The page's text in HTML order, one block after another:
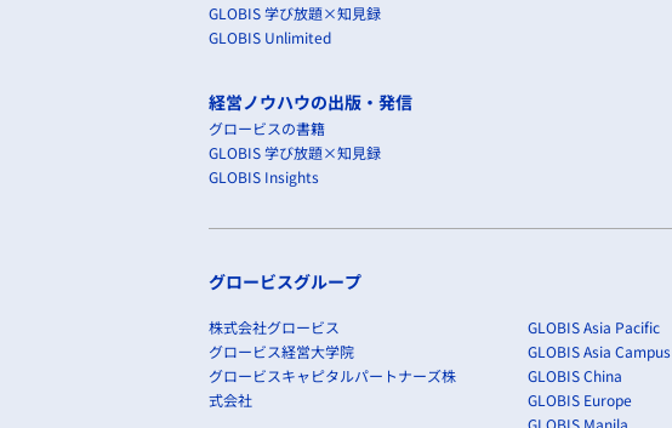
GLOBIS 学び放題×知見録
GLOBIS Unlimited
経営ノウハウの出版・発信
グロービスの書籍
GLOBIS 学び放題×知見録
GLOBIS Insights
グロービスグループ
株式会社グロービス
グロービス経営大学院
グロービスキャピタルパートナーズ株
式会社
GLOBIS Asia Pacific
GLOBIS Asia Campus
GLOBIS China
GLOBIS Europe
GLOBIS Manila